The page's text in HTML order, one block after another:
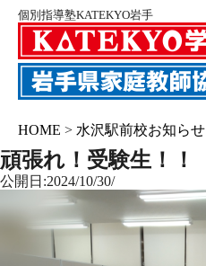
個別指導塾KATEKYO岩手
HOME > 水沢駅前校お知らせ
頑張れ！受験生！！
公開日:2024/10/30/